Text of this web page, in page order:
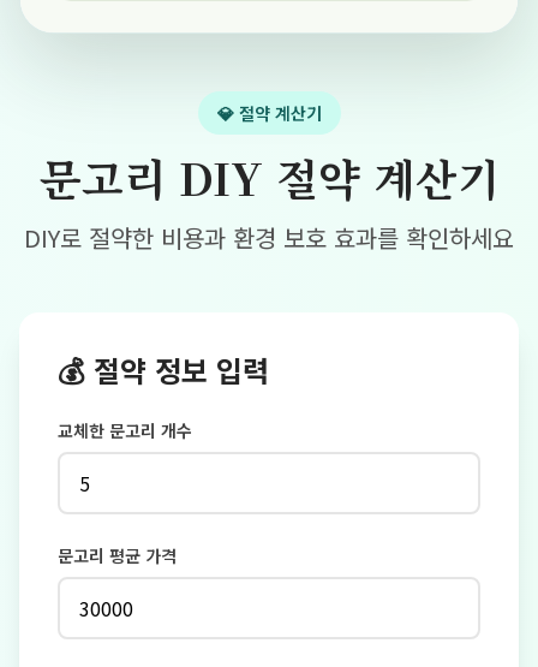
💎 절약 계산기
문고리 DIY 절약 계산기
DIY로 절약한 비용과 환경 보호 효과를 확인하세요
💰 절약 정보 입력
교체한 문고리 개수
문고리 평균 가격